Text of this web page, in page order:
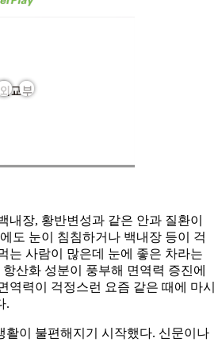
내장, 황반변성과 같은 안과 질환이
도 눈이 침침하거나 백내장 등이 걱
는 사람이 많은데 눈에 좋은 차라는
산화 성분이 풍부해 면역력 증진에
역력이 걱정스런 요즘 같은 때에 마시
.
활이 불편해지기 시작했다. 신문이나